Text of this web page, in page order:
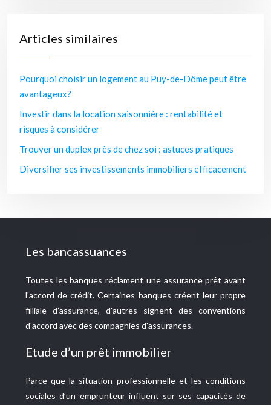
Articles similaires
Pourquoi choisir un logement au Puy-de-Dôme peut être
avantageux?
Investir dans la location saisonnière : rentabilité et
risques à considérer
Trouver un duplex près de chez soi : astuces pratiques
Diversifier ses investissements immobiliers efficacement
Les bancassuances
Toutes les banques réclament une assurance prêt avant
l'accord de crédit. Certaines banques créent leur propre
filliale d’assurance, d'autres signent des conventions
d'accord avec des compagnies d'assurances.
Etude d’un prêt immobilier
Parce que la situation professionnelle et les conditions
sociales d’un emprunteur influent sur ses capacités de